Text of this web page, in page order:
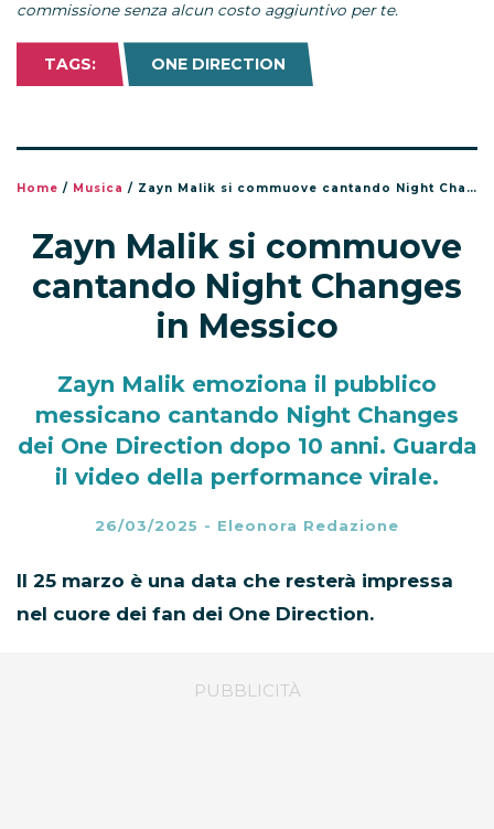
commissione senza alcun costo aggiuntivo per te.
TAGS: ONE DIRECTION
Home / Musica / Zayn Malik si commuove cantando Night Changes in Messico
Zayn Malik si commuove
cantando Night Changes
in Messico
Zayn Malik emoziona il pubblico
messicano cantando Night Changes
dei One Direction dopo 10 anni. Guarda
il video della performance virale.
26/03/2025 - Eleonora Redazione
Il 25 marzo è una data che resterà impressa
nel cuore dei fan dei One Direction.